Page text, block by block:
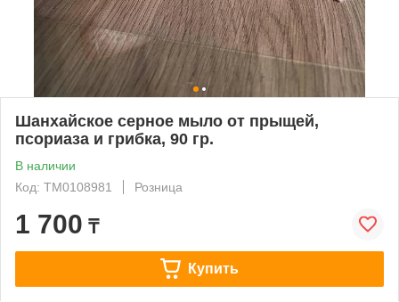
Шанхайское серное мыло от прыщей,
псориаза и грибка, 90 гр.
В наличии
Код: ТМ0108981
Розница
1 700 ₸
Купить